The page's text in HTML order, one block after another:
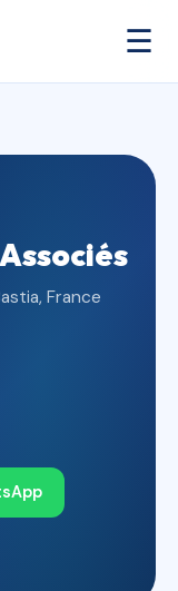
☰
France